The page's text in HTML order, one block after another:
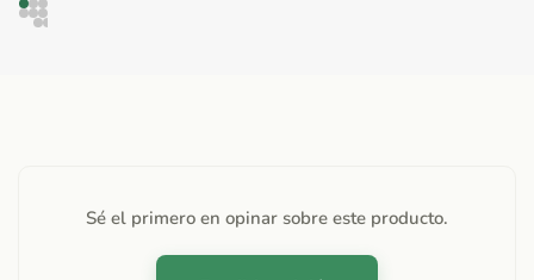
Sé el primero en opinar sobre este producto.